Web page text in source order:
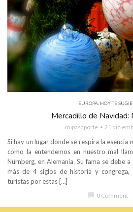
EUROPA HOY TE
Mercadillo de Navidad:
mipasaporte 21
Si hay un lugar donde se respira la esencia
como la entendemos en nuestro mal
Nürnberg, en Alemania. Su fama se debe
más de 4 siglos de historia y
turistas por estas […]
0 Comment